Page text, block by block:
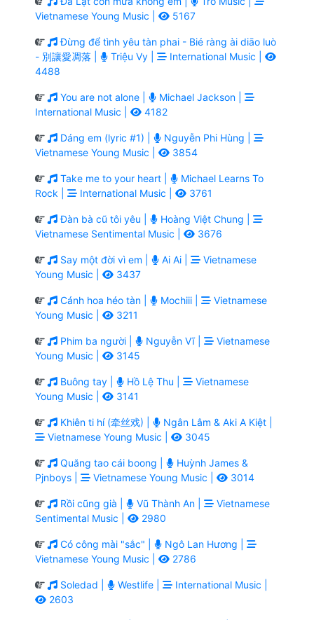
Vietnamese Young Music |
5167
Đừng để tình yêu tàn phai - Bié ràng ài diāo luò
- 別讓愛凋落 |
Triệu Vy |
International Music |
4488
You are not alone |
Michael Jackson |
International Music |
4182
Dáng em (lyric #1) |
Nguyễn Phi Hùng |
Vietnamese Young Music |
3854
Take me to your heart |
Michael Learns To
Rock |
International Music | 3761
Đàn bà cũ tôi yêu |
Hoàng Việt Chung |
Vietnamese Sentimental Music |
3676
Say một đời vì em | Ai Ai |
Vietnamese
Young Music |
3437
Cánh hoa héo tàn | Mochiii |
Vietnamese
Young Music |
3211
Phim ba người | Nguyễn Vĩ |
Vietnamese
Young Music |
3145
Buông tay | Hồ Lệ Thu |
Vietnamese
Young Music |
3141
Khiên ti hí (牵丝戏) |
Ngân Lâm & Aki A Kiệt |
Vietnamese Young Music |
3045
Quăng tao cái boong |
Huỳnh James &
Pjnboys |
Vietnamese Young Music | 3014
Rồi cũng già | Vũ Thành An |
Vietnamese
Sentimental Music |
2980
Có công mài "sắc" |
Ngô Lan Hương |
Vietnamese Young Music |
2786
Soledad | Westlife |
International Music |
2603